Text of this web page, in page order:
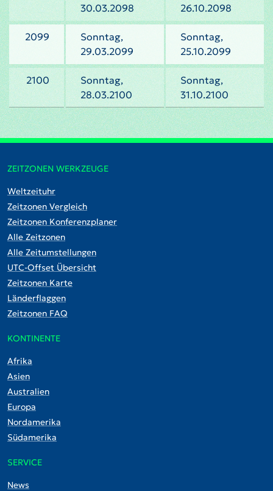
30.03.2098
26.10.2098
2099
Sonntag,
29.03.2099
Sonntag,
25.10.2099
2100
Sonntag,
28.03.2100
Sonntag,
31.10.2100
ZEITZONEN WERKZEUGE
Weltzeituhr
Zeitzonen Vergleich
Zeitzonen Konferenzplaner
Alle Zeitzonen
Alle Zeitumstellungen
UTC-Offset Übersicht
Zeitzonen Karte
Länderflaggen
Zeitzonen FAQ
KONTINENTE
Afrika
Asien
Australien
Europa
Nordamerika
Südamerika
SERVICE
News